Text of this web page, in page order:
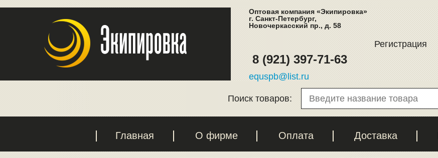
Оптовая компания «Экипировка»
г. Санкт-Петербург,
Новочеркасский пр., д. 58
8 (921) 397-71-63
equspb@list.ru
Регистрация
Поиск товаров:
Главная О фирме Оплата Доставка